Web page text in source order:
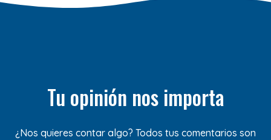
Tu opinión nos importa
¿Nos quieres contar algo? Todos tus comentarios son